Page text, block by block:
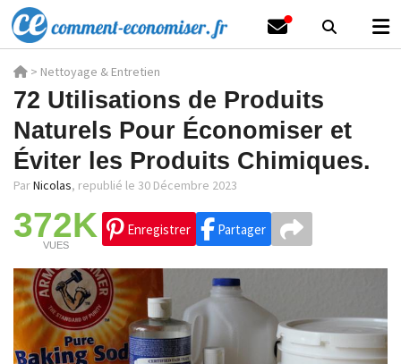
> Nettoyage & Entretien
72 Utilisations de Produits
Naturels Pour Économiser et
Éviter les Produits Chimiques.
ParNicolas, republié le 30 Décembre 2023
372K
VUES
Enregistrer Partager